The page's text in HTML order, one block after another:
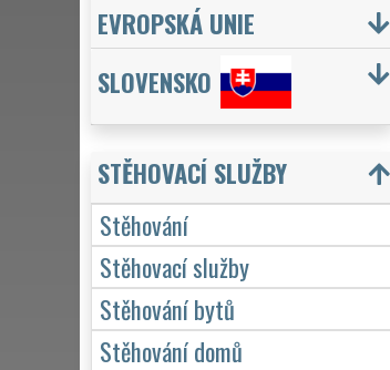
EVROPSKÁ UNIE
SLOVENSKO
STĚHOVACÍ SLUŽBY
Stěhování
Stěhovací služby
Stěhování bytů
Stěhování domů